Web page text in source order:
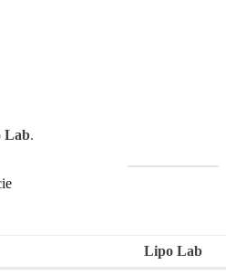
Lab.
Lipo Lab